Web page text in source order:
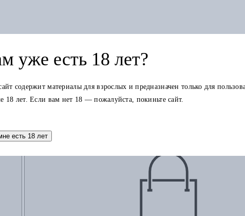
и стать счастливым
уже есть 18 лет?
содержит материалы для взрослых и предназначен только для
18 лет. Если вам нет 18 — пожалуйста, покиньте сайт.
есть 18 лет